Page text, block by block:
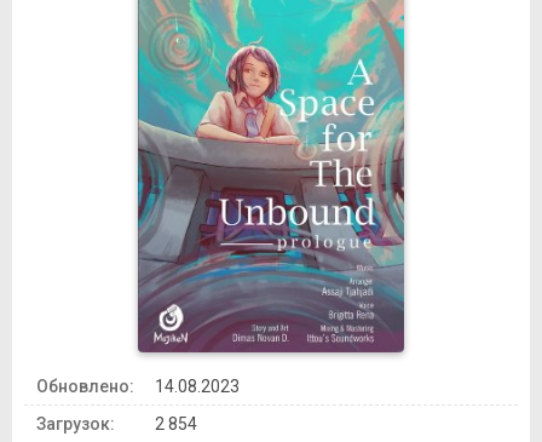
Обновлено:
14.08.2023
Загрузок:
2 854